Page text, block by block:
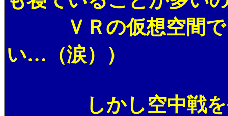
ＶＲの仮想空間でも
い…（涙））
しかし空中戦をや